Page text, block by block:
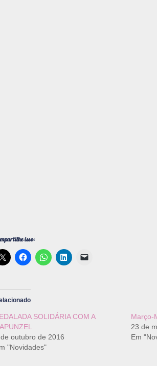
isso:
SOLIDÁRIA COM A
outubro de 2016
"Novidades"
Março-
23 de
Em